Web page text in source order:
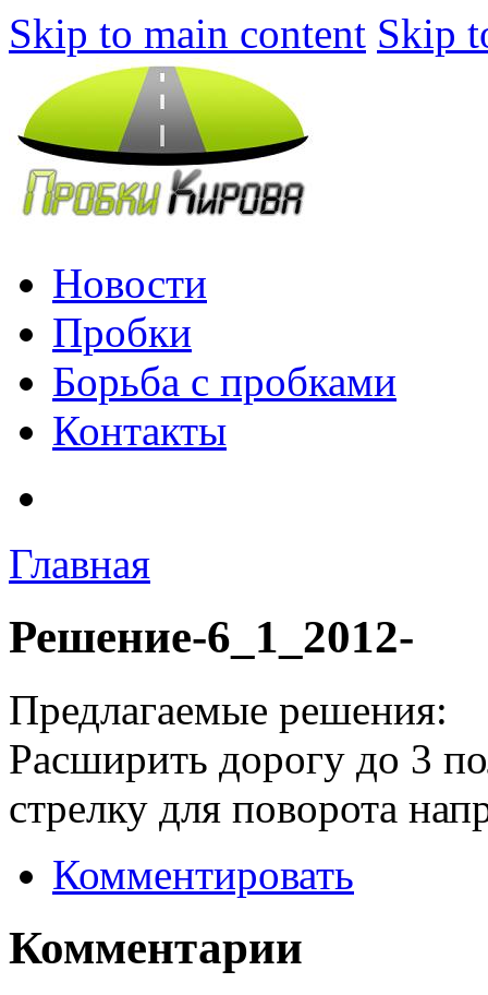
Skip to main content Skip
Новости
Пробки
Борьба с пробками
Контакты
Главная
Решение-6_1_2012-
Предлагаемые решения:
Расширить дорогу до 3
стрелку для поворота
Комментировать
Комментарии